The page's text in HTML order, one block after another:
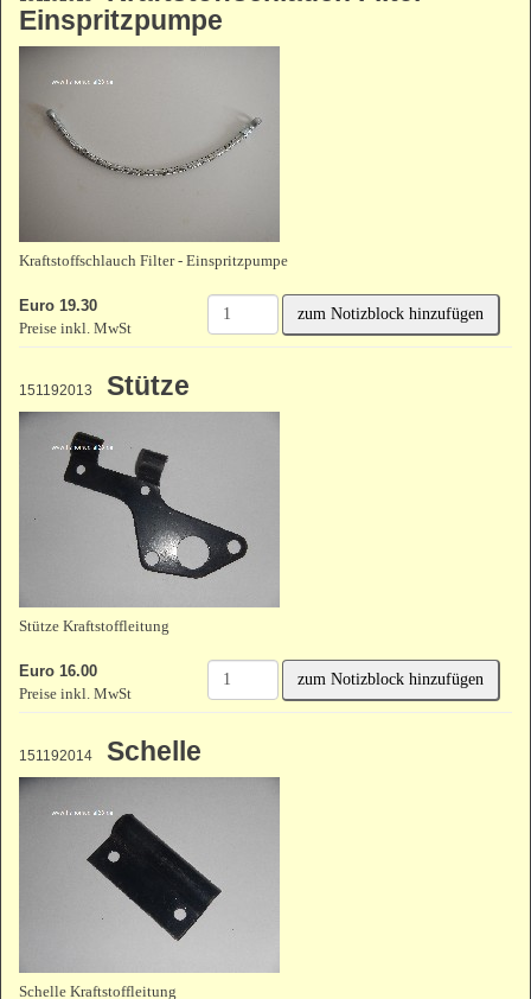
Einspritzpumpe
Kraftstoffschlauch Filter - Einspritzpumpe
Euro 19.30
Preise inkl. MwSt
zum Notizblock hinzufügen
151192013 Stütze
Stütze Kraftstoffleitung
Euro 16.00
Preise inkl. MwSt
zum Notizblock hinzufügen
151192014 Schelle
Schelle Kraftstoffleitung